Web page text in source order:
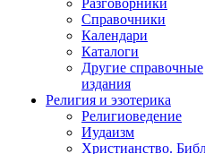
Разговорники
Справочники
Календари
Каталоги
Другие справочные
издания
Религия и эзотерика
Религиоведение
Иудаизм
Христианство.